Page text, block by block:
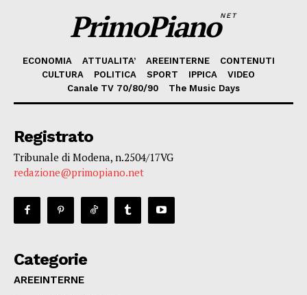
PrimoPianoNET
ECONOMIA ATTUALITA’ AREEINTERNE
CONTENUTI
CULTURA
POLITICA SPORT IPPICA
VIDEO
Canale TV 70/80/90
The Music Days
Registrato
Tribunale di Modena, n.2504/17VG
redazione@primopiano.net
Categorie
AREEINTERNE